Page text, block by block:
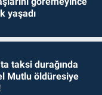
yaşadı
taksi durağında
Mutlu öldüresiye